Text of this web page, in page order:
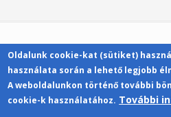
Oldalunk cookie-kat (sütiket)
használata során a lehető legjobb
A weboldalunkon történő további
cookie-k használatához. További